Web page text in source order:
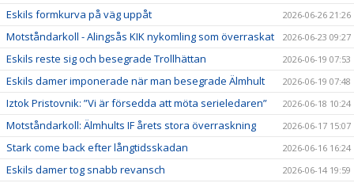
Eskils formkurva på väg uppåt 2026-06-26 21:26
Motståndarkoll - Alingsås KIK nykomling som överraskat 2026-06-23 09:27
Eskils reste sig och besegrade Trollhättan 2026-06-19 07:53
Eskils damer imponerade när man besegrade Älmhult 2026-06-19 07:48
Iztok Pristovnik: ”Vi är försedda att möta serieledaren” 2026-06-18 10:24
Motståndarkoll: Älmhults IF årets stora överraskning 2026-06-17 15:07
Stark come back efter långtidsskadan 2026-06-16 16:24
Eskils damer tog snabb revansch 2026-06-14 19:59